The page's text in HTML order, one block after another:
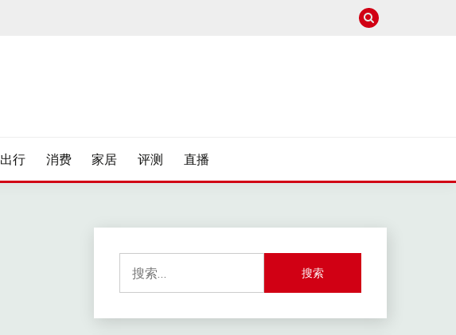
出行 消费 家居 评测 直播
索：